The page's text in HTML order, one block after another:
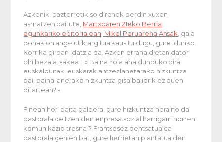
Azkenik, bazterretik so direnek berdin xuxen
asmatzen baitute, Martxoaren 21eko Berria
egunkariko editorialean, Mikel Peruarena Ansak , gaia
dohakion angelutik argitua kausitu dugu, gure iduriko.
Korrika giroan idatzia da. Azken erranaldietan dator
ohi bezala, sakea : » Baina nola ahaldunduko dira
euskaldunak, euskarak antzezlanetarako hizkuntza
bai, baina lanerako hizkuntza gisa baliorik ez duen
bitartean? »
Finean hori baita galdera, gure hizkuntza noraino da
pastorala deitzen den enpresa sozial harrigarri horren
komunikazio tresna ? Frantsesez pentsatua da
pastorala gehien bat, gure herrietan plantatua den